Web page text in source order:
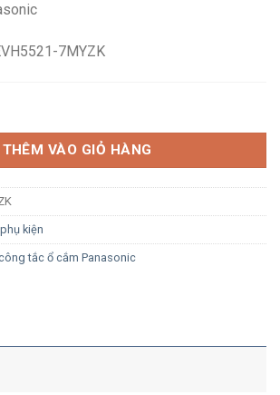
7MYZK
WEVH5521-7MYZK vàng ánh
THÊM VÀO GIỎ HÀNG
kiện
tắc ổ cắm Panasonic